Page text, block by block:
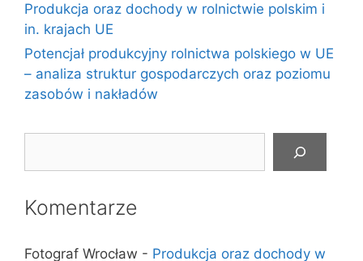
Produkcja oraz dochody w rolnictwie polskim i
in. krajach UE
Potencjał produkcyjny rolnictwa polskiego w UE
– analiza struktur gospodarczych oraz poziomu
zasobów i nakładów
Komentarze
Fotograf Wrocław - Produkcja oraz dochody w